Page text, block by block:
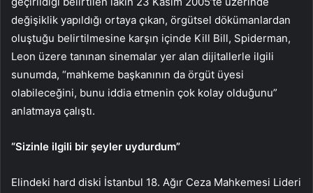
değişiklik yapıldığı ortaya çıkan, örgütsel dökümanlardan
oluştuğu belirtilmesine karşın içinde Kill Bill, Spiderman,
Leon üzere tanınan sinemalar yer alan dijitallerle ilgili
sunumda, “mahkeme başkanının da örgüt üyesi
olabileceğini, bunu iddia etmenin çok kolay olduğunu”
anlatmaya çalıştı.
“Sizinle ilgili bir şeyler uydurdum”
Elindeki hard diski İstanbul 18. Ağır Ceza Mahkemesi Lideri